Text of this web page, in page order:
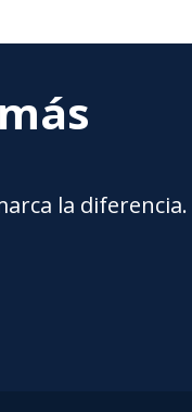
la diferencia.